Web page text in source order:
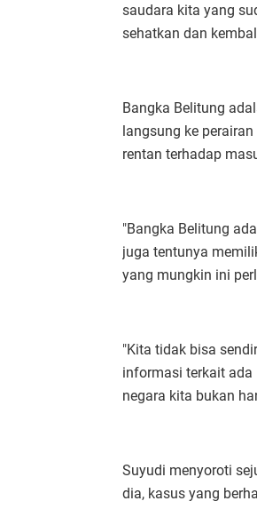
saudara kita yang
sehatkan dan
Bangka Belitung
langsung ke
rentan terhadap
"Bangka Belitung
juga tentunya
yang mungkin ini
"Kita tidak bisa
informasi terkait ada
negara kita bukan
Suyudi menyoroti
dia, kasus yang